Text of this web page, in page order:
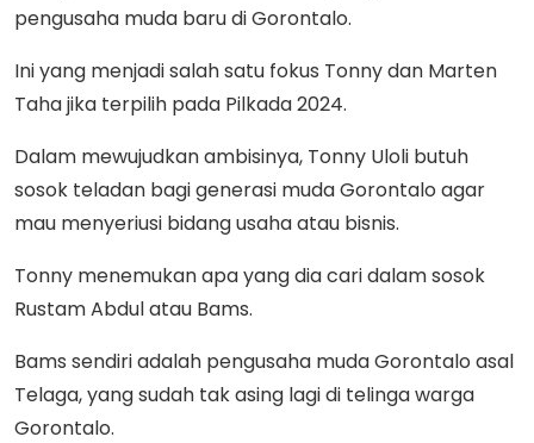
pengusaha muda baru di Gorontalo.
Ini yang menjadi salah satu fokus Tonny dan Marten
Taha jika terpilih pada Pilkada 2024.
Dalam mewujudkan ambisinya, Tonny Uloli butuh
sosok teladan bagi generasi muda Gorontalo agar
mau menyeriusi bidang usaha atau bisnis.
Tonny menemukan apa yang dia cari dalam sosok
Rustam Abdul atau Bams.
Bams sendiri adalah pengusaha muda Gorontalo asal
Telaga, yang sudah tak asing lagi di telinga warga
Gorontalo.